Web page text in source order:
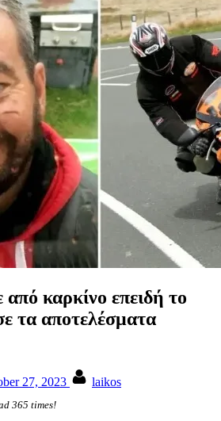
καρκίνο επειδή το
τα αποτελέσματα
27, 2023 laikos
365 times!